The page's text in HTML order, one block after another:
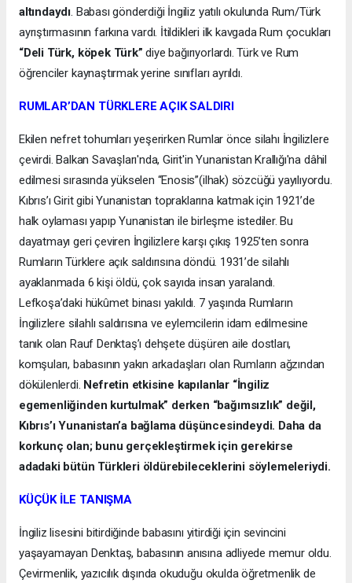
altındaydı. Babası gönderdiği İngiliz yatılı okulunda Rum/Türk
ayrıştırmasının farkına vardı. İtildikleri ilk kavgada Rum çocukları
“Deli Türk, köpek Türk” diye bağırıyorlardı. Türk ve Rum
öğrenciler kaynaştırmak yerine sınıfları ayrıldı.
RUMLAR’DAN TÜRKLERE AÇIK SALDIRI
Ekilen nefret tohumları yeşerirken Rumlar önce silahı İngilizlere
çevirdi. Balkan Savaşları'nda, Girit'in Yunanistan Krallığı'na dâhil
edilmesi sırasında yükselen “Enosis”(ilhak) sözcüğü yayılıyordu.
Kıbrıs’ı Girit gibi Yunanistan topraklarına katmak için 1921’de
halk oylaması yapıp Yunanistan ile birleşme istediler. Bu
dayatmayı geri çeviren İngilizlere karşı çıkış 1925’ten sonra
Rumların Türklere açık saldırısına döndü. 1931’de silahlı
ayaklanmada 6 kişi öldü, çok sayıda insan yaralandı.
Lefkoşa’daki hükûmet binası yakıldı. 7 yaşında Rumların
İngilizlere silahlı saldırısına ve eylemcilerin idam edilmesine
tanık olan Rauf Denktaş’ı dehşete düşüren aile dostları,
komşuları, babasının yakın arkadaşları olan Rumların ağzından
dökülenlerdi. Nefretin etkisine kapılanlar “İngiliz
egemenliğinden kurtulmak” derken “bağımsızlık” değil,
Kıbrıs’ı Yunanistan’a bağlama düşüncesindeydi. Daha da
korkunç olan; bunu gerçekleştirmek için gerekirse
adadaki bütün Türkleri öldürebileceklerini söylemeleriydi.
KÜÇÜK İLE TANIŞMA
İngiliz lisesini bitirdiğinde babasını yitirdiği için sevincini
yaşayamayan Denktaş, babasının anısına adliyede memur oldu.
Çevirmenlik, yazıcılık dışında okuduğu okulda öğretmenlik de